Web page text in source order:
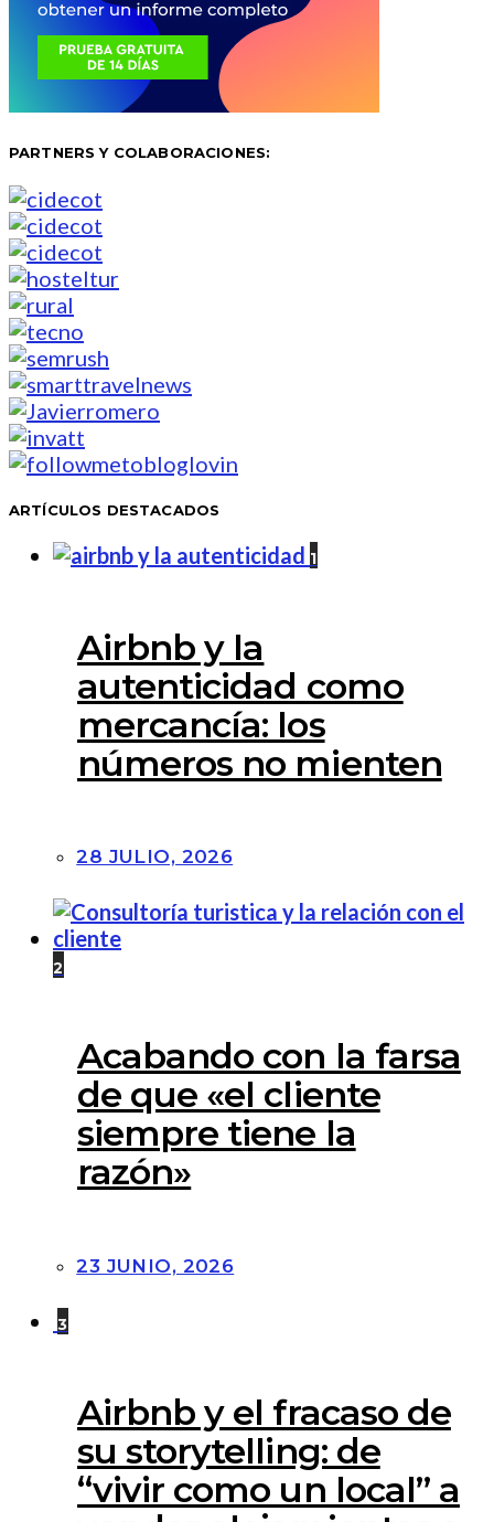
PARTNERS Y COLABORACIONES:
ARTÍCULOS DESTACADOS
1
Airbnb y la
autenticidad como
mercancía: los
números no mienten
28 JULIO, 2026
2
Acabando con la farsa
de que «el cliente
siempre tiene la
razón»
23 JUNIO, 2026
3
Airbnb y el fracaso de
su storytelling: de
“vivir como un local” a